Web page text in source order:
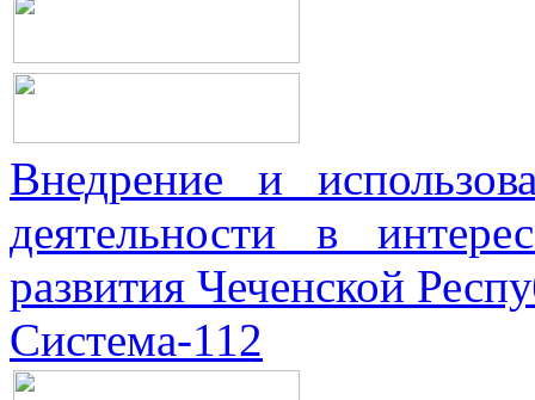
Внедрение и
деятельности в
развития Чеченской
Система-112